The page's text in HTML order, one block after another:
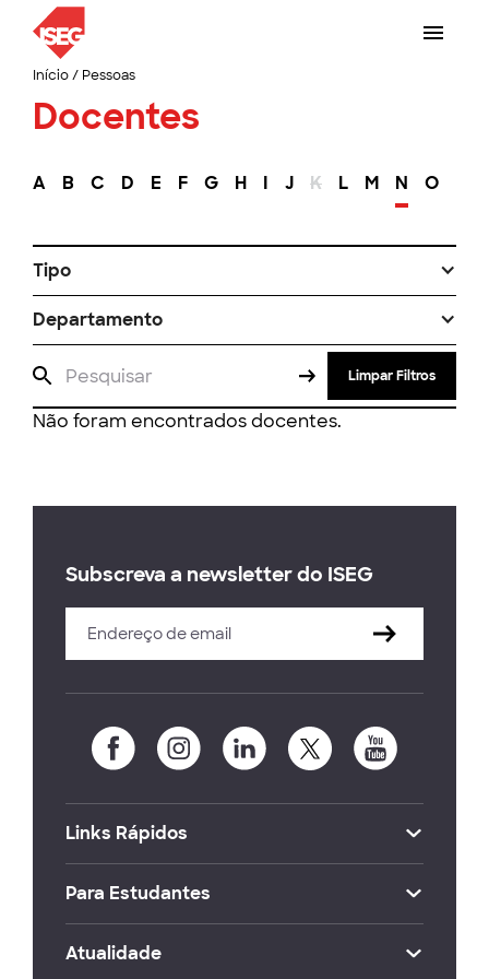
Início/ Pessoas
Docentes
A B C D E F G H I J K L M N O
Tipo
Departamento
Limpar Filtros
Não foram encontrados docentes.
Subscreva a newsletter do ISEG
Links Rápidos
Para Estudantes
Atualidade